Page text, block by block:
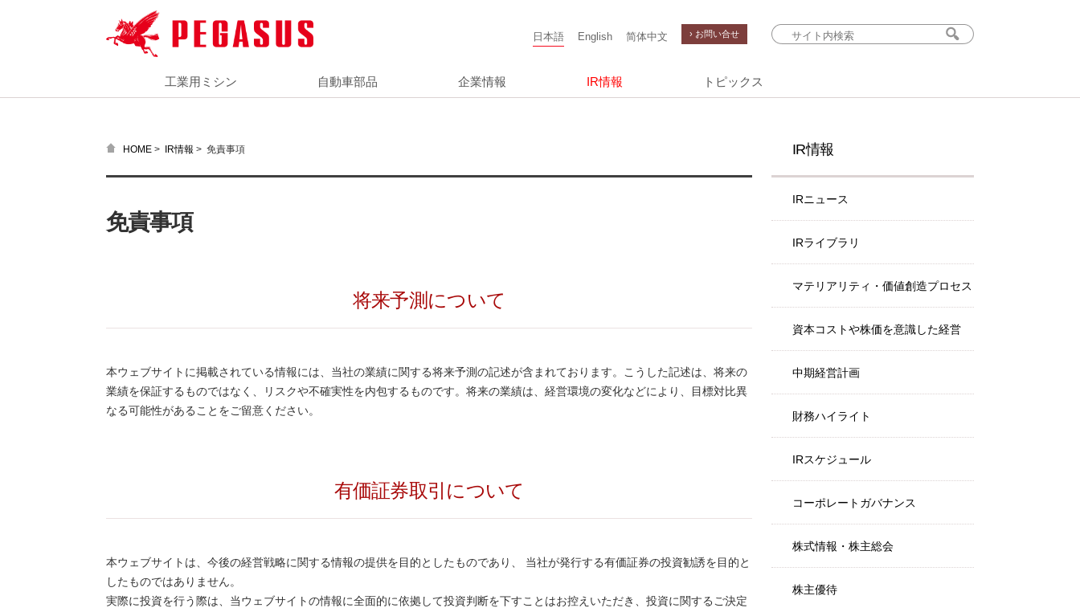
日本語 English 简体中文 › お問い合せ
工業用ミシン 自動車部品 企業情報 IR情報 トピックス
HOME > IR情報 > 免責事項
免責事項
将来予測について
本ウェブサイトに掲載されている情報には、当社の業績に関する将来予測の記述が含まれております。こうした記述は、将来の
業績を保証するものではなく、リスクや不確実性を内包するものです。将来の業績は、経営環境の変化などにより、目標対比異
なる可能性があることをご留意ください。
有価証券取引について
本ウェブサイトは、今後の経営戦略に関する情報の提供を目的としたものであり、 当社が発行する有価証券の投資勧誘を目的と
したものではありません。
実際に投資を行う際は、当ウェブサイトの情報に全面的に依拠して投資判断を下すことはお控えいただき、投資に関するご決定
IR情報
IRニュース
IRライブラリ
マテリアリティ・価値創造プロセス
資本コストや株価を意識した経営
中期経営計画
財務ハイライト
IRスケジュール
コーポレートガバナンス
株式情報・株主総会
株主優待